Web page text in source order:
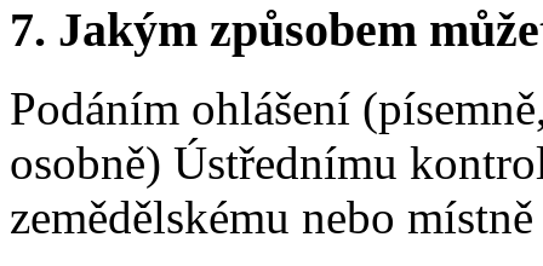
7. Jakým způsobem
Podáním ohlášení
osobně) Ústřednímu
zemědělskému nebo